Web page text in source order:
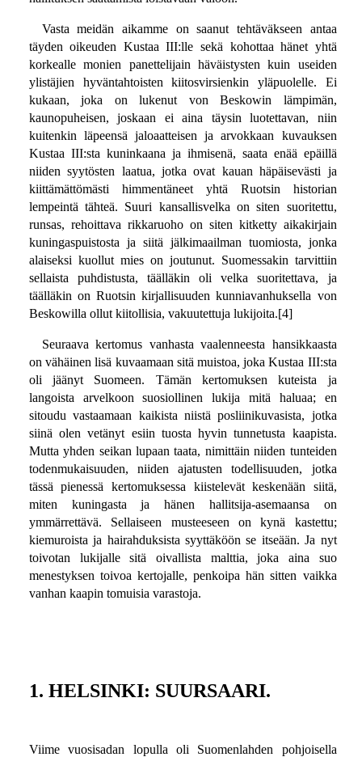
Vasta meidän aikamme on saanut tehtäväkseen antaa
täyden oikeuden Kustaa III:lle sekä kohottaa hänet yhtä
korkealle monien panettelijain häväistysten kuin useiden
ylistäjien hyväntahtoisten kiitosvirsienkin yläpuolelle. Ei
kukaan, joka on lukenut von Beskowin lämpimän,
kaunopuheisen, joskaan ei aina täysin luotettavan, niin
kuitenkin läpeensä jaloaatteisen ja arvokkaan kuvauksen
Kustaa III:sta kuninkaana ja ihmisenä, saata enää epäillä
niiden syytösten laatua, jotka ovat kauan häpäisevästi ja
kiittämättömästi himmentäneet yhtä Ruotsin historian
lempeintä tähteä. Suuri kansallisvelka on siten suoritettu,
runsas, rehoittava rikkaruoho on siten kitketty aikakirjain
kuningaspuistosta ja siitä jälkimaailman tuomiosta, jonka
alaiseksi kuollut mies on joutunut. Suomessakin tarvittiin
sellaista puhdistusta, täälläkin oli velka suoritettava, ja
täälläkin on Ruotsin kirjallisuuden kunniavanhuksella von
Beskowilla ollut kiitollisia, vakuutettuja lukijoita.[4]
Seuraava kertomus vanhasta vaalenneesta hansikkaasta
on vähäinen lisä kuvaamaan sitä muistoa, joka Kustaa III:sta
oli jäänyt Suomeen. Tämän kertomuksen kuteista ja
langoista arvelkoon suosiollinen lukija mitä haluaa; en
sitoudu vastaamaan kaikista niistä posliinikuvasista, jotka
siinä olen vetänyt esiin tuosta hyvin tunnetusta kaapista.
Mutta yhden seikan lupaan taata, nimittäin niiden tunteiden
todenmukaisuuden, niiden ajatusten todellisuuden, jotka
tässä pienessä kertomuksessa kiistelevät keskenään siitä,
miten kuningasta ja hänen hallitsija-asemaansa on
ymmärrettävä. Sellaiseen musteeseen on kynä kastettu;
kiemuroista ja hairahduksista syyttäköön se itseään. Ja nyt
toivotan lukijalle sitä oivallista malttia, joka aina suo
menestyksen toivoa kertojalle, penkoipa hän sitten vaikka
vanhan kaapin tomuisia varastoja.
1. HELSINKI: SUURSAARI.
Viime vuosisadan lopulla oli Suomenlahden pohjoisella